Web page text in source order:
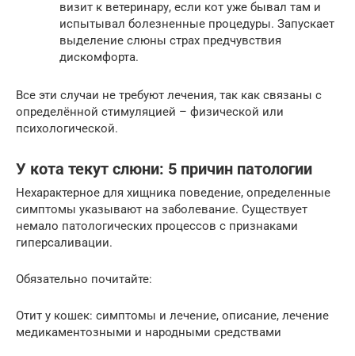
визит к ветеринару, если кот уже бывал там и
испытывал болезненные процедуры. Запускает
выделение слюны страх предчувствия
дискомфорта.
Все эти случаи не требуют лечения, так как связаны с
определённой стимуляцией – физической или
психологической.
У кота текут слюни: 5 причин патологии
Нехарактерное для хищника поведение, определенные
симптомы указывают на заболевание. Существует
немало патологических процессов с признаками
гиперсаливации.
Обязательно почитайте:
Отит у кошек: симптомы и лечение, описание, лечение
медикаментозными и народными средствами